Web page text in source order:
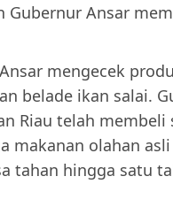
Ansar
mengecek
belade ikan salai.
Riau telah membeli
makanan olahan
tahan hingga satu